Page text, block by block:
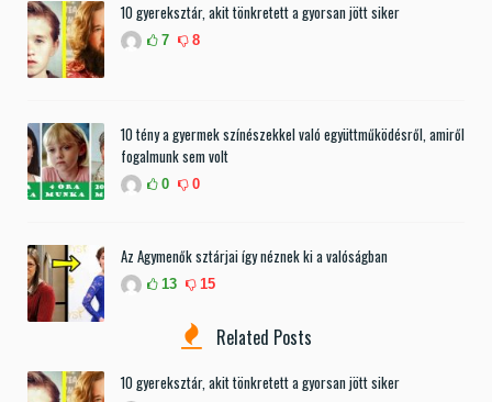
10 gyereksztár, akit tönkretett a gyorsan jött siker
7 8
10 tény a gyermek színészekkel való együttműködésről, amiről
fogalmunk sem volt
0 0
Az Agymenők sztárjai így néznek ki a valóságban
13 15
Related Posts
10 gyereksztár, akit tönkretett a gyorsan jött siker